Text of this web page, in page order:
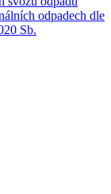
odpadech dle
Sb.